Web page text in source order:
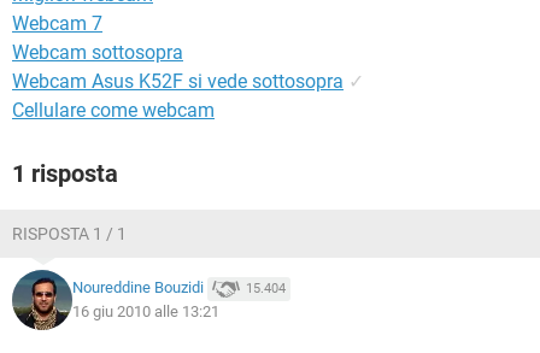
Webcam 7
Webcam sottosopra
Webcam Asus K52F si vede sottosopra ✓
Cellulare come webcam
1 risposta
RISPOSTA 1 / 1
Noureddine Bouzidi 15.404
16 giu 2010 alle 13:21